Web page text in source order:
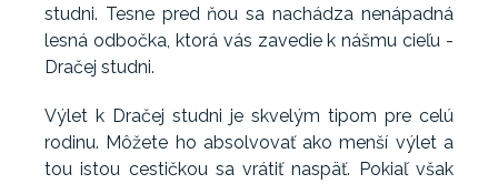
studni. Tesne pred ňou sa nachádza nenápadná
lesná odbočka, ktorá vás zavedie k nášmu cieľu -
Dračej studni.
Výlet k Dračej studni je skvelým tipom pre celú
rodinu. Môžete ho absolvovať ako menší výlet a
tou istou cestičkou sa vrátiť naspäť. Pokiaľ však